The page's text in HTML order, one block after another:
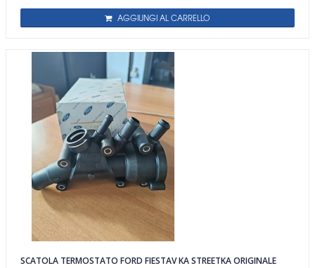
AGGIUNGI AL CARRELLO
SCATOLA TERMOSTATO FORD FIESTAV KA STREETKA ORIGINALE